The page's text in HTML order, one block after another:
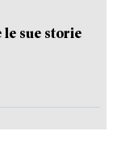
le sue storie